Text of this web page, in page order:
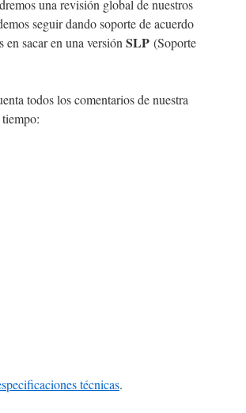
una revisión global de nuestros
seguir dando soporte de acuerdo
sacar en una versión SLP (Soporte
todos los comentarios de nuestra
técnicas.